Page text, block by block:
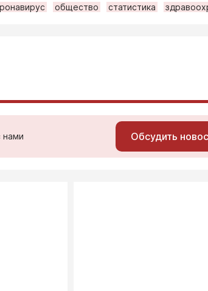
общество статистика
нами Обсудить